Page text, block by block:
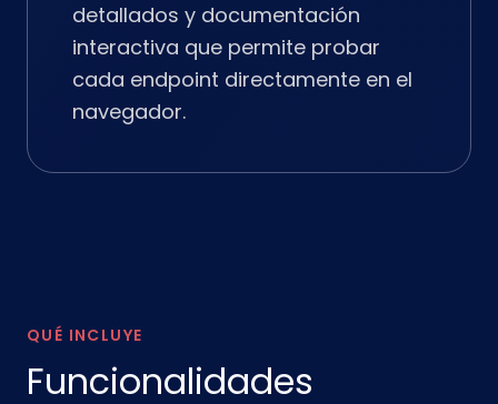
detallados y documentación
interactiva que permite probar
cada endpoint directamente en el
navegador.
QUÉ INCLUYE
Funcionalidades